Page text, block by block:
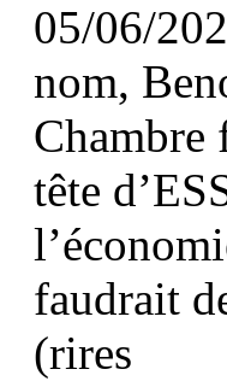
05/06/
nom,
Chambre
tête
faudrait
(rires